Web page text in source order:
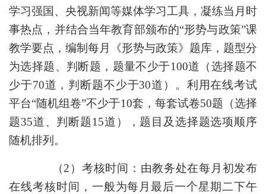
学习强国、央视新闻等媒体学习工具，凝练当月时
事热点，并结合当年教育部颁布的“形势与政策”课
教学要点，编制每月
《形势与政策》 题库，题型分
为选择题、判断题，题量不少于100道（选择题不
少于70道，判断题不少于30道）。利用在线考试
平台“随机组卷”不少于10套，每套试卷50题（选择
题35道、判断题15道），题目及选择题选项顺序
随机排列。
（2）考核时间：由教务处在每月初发布
在线考核时间，一般为每月最后一个星期二下午